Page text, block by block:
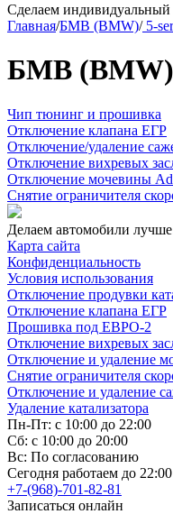
Сделаем индивидуальный
Главная/БМВ (BMW)/5-
БМВ (BMW)
Чип тюнинг и прошивка
Отключение клапана ЕГР
Отключение/удаление
Отключение вихревых
Отключение мочевины
Снятие ограничителя
Делаем автомобили
Карта сайта
Конфиденциальность
Условия использования
Отключение продувки
Отключение клапана ЕГР
Прошивка под ЕВРО-2
Отключение вихревых
Отключение и удаление
Снятие ограничителя
Отключение и удаление
Удаление катализатора
Пн-Пт: с 10:00 до 22:00
Сб: с 10:00 до 20:00
Вс: По согласованию
Сегодня работаем до 22:00
+7-(968)-701-82-81
Записаться онлайн